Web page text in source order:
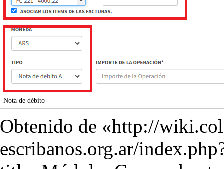
Nota de débito
Obtenido de «http://
escribanos.org.ar/